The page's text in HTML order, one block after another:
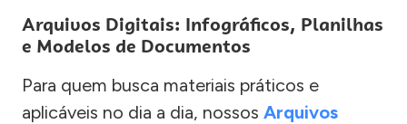
Arquivos Digitais: Infográficos, Planilhas
e Modelos de Documentos
Para quem busca materiais práticos e
aplicáveis no dia a dia, nossos Arquivos